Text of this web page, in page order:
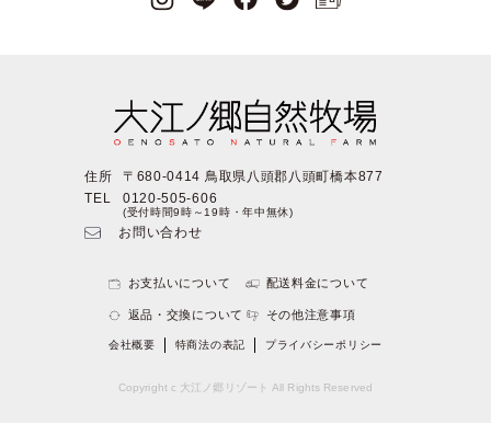
住所
〒680-0414 鳥取県八頭郡八頭町橋本877
TEL
0120-505-606
(受付時間9時～19時・年中無休)
お問い合わせ
お支払いについて 配送料金について
返品・交換について その他注意事項
会社概要 特商法の表記 プライバシーポリシー
Copyright c 大江ノ郷リゾート All Rights Reserved